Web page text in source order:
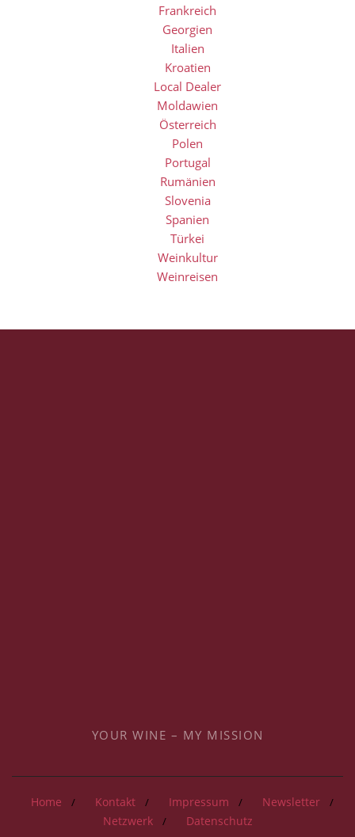
Frankreich
Georgien
Italien
Kroatien
Local Dealer
Moldawien
Österreich
Polen
Portugal
Rumänien
Slovenia
Spanien
Türkei
Weinkultur
Weinreisen
YOUR WINE – MY MISSION
Home Kontakt Impressum
Newsletter
Netzwerk
Datenschutz